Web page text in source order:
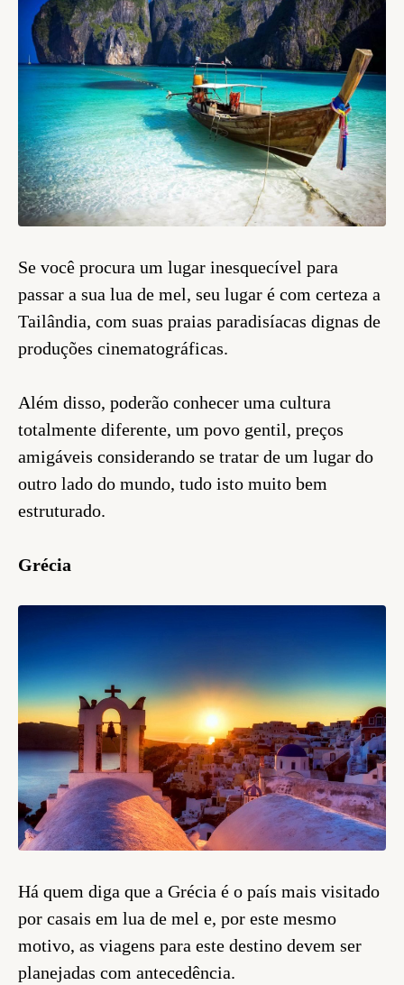
Se você procura um lugar inesquecível para
passar a sua lua de mel, seu lugar é com certeza a
Tailândia, com suas praias paradisíacas dignas de
produções cinematográficas.
Além disso, poderão conhecer uma cultura
totalmente diferente, um povo gentil, preços
amigáveis considerando se tratar de um lugar do
outro lado do mundo, tudo isto muito bem
estruturado.
Grécia
Há quem diga que a Grécia é o país mais visitado
por casais em lua de mel e, por este mesmo
motivo, as viagens para este destino devem ser
planejadas com antecedência.